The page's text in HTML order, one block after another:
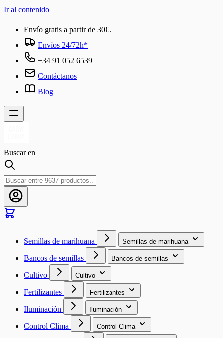
Ir al contenido
Envío gratis a partir de 30€.
Envíos 24/72h*
+34 91 052 6539
Contáctanos
Blog
Buscar en
Semillas de marihuana Semillas de marihuana
Bancos de semillas Bancos de semillas
Cultivo Cultivo
Fertilizantes Fertilizantes
Iluminación Iluminación
Control Clima Control Clima